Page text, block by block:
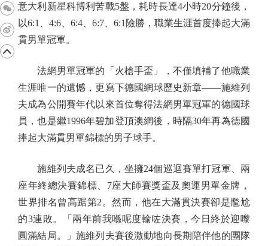
意大利新星科博利苦戰5盤，耗時長達4小時20分鐘後，
以6:1、4:6、6:4、6:7、6:1險勝，職業生涯首度捧起大滿
貫男單冠軍。
法網男單冠軍的「火槍手盃」，不僅填補了他職業
生涯唯一的遺憾，更寫下德國網球歷史新章——施維列
夫成為公開賽年代以來首位奪得法網男單冠軍的德國球
員，也是繼1996年碧加登頂澳網後，時隔30年再為德國
捧起大滿貫男單錦標的男子球手。
施維列夫成名已久，坐擁24個巡迴賽單打冠軍、兩
座年終總決賽錦標、7座大師賽獎盃及奧運男單金牌，
世界排名曾高踞第2。然而，他在大滿貫決賽卻是尷尬
的3連敗。「兩年前我喺呢度輸咗決賽，今日終於迎嚟
圓滿結局。」施維列夫賽後激動地向長期陪伴他的團隊